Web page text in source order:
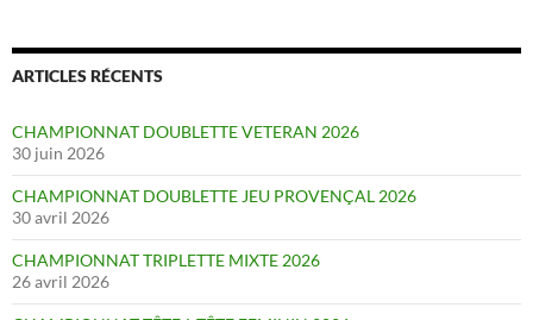
ARTICLES RÉCENTS
CHAMPIONNAT DOUBLETTE VETERAN 2026
30 juin 2026
CHAMPIONNAT DOUBLETTE JEU PROVENÇAL 2026
30 avril 2026
CHAMPIONNAT TRIPLETTE MIXTE 2026
26 avril 2026